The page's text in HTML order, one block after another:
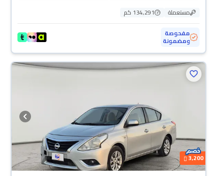
مستعملة
134,291 كم
مفحوصة
ومضمونة
3,200